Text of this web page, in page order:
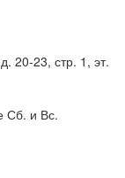
20-23, стр. 1, эт.
Сб. и Вс.